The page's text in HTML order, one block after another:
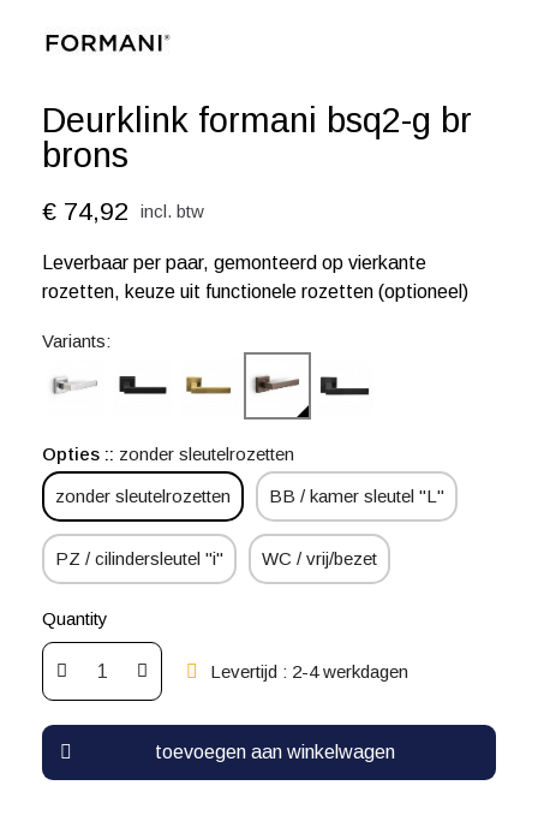
Deurklink formani bsq2-g br
brons
€ 74,92 incl. btw
Leverbaar per paar, gemonteerd op vierkante
rozetten, keuze uit functionele rozetten (optioneel)
Variants:
Opties : zonder sleutelrozetten
zonder sleutelrozetten BB / kamer sleutel "L"
PZ / cilindersleutel "i" WC / vrij/bezet
Quantity
Levertijd : 2-4 werkdagen
toevoegen aan winkelwagen